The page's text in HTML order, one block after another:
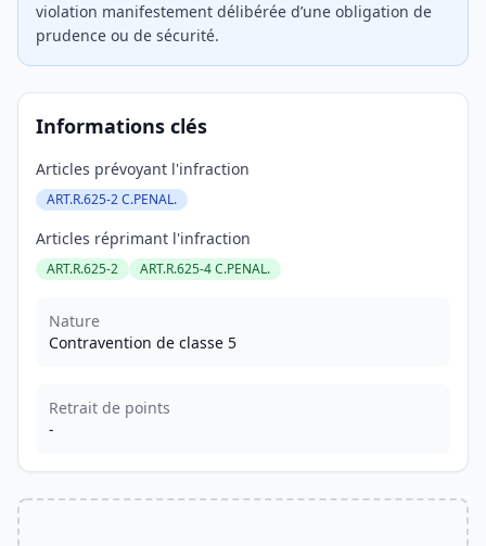
violation manifestement délibérée d’une obligation de
prudence ou de sécurité.
Informations clés
Articles prévoyant l'infraction
ART.R.625-2 C.PENAL.
Articles réprimant l'infraction
ART.R.625-2 ART.R.625-4 C.PENAL.
Nature
Contravention de classe 5
Retrait de points
-